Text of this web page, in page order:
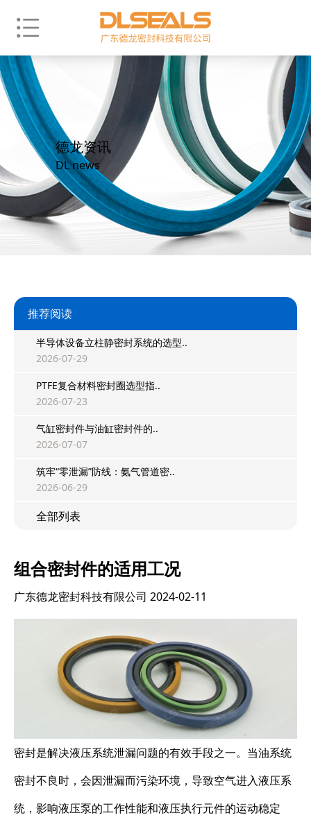
德龙资讯
DL news
推荐阅读
半导体设备立柱静密封系统的选型..
2026-07-29
PTFE复合材料密封圈选型指..
2026-07-23
气缸密封件与油缸密封件的..
2026-07-07
筑牢“零泄漏”防线：氨气管道密..
2026-06-29
全部列表
组合密封件的适用工况
广东德龙密封科技有限公司 2024-02-11
密封是解决液压系统泄漏问题的有效手段之一。当油系统
密封不良时，会因泄漏而污染环境，导致空气进入液压系
统，影响液压泵的工作性能和液压执行元件的运动稳定